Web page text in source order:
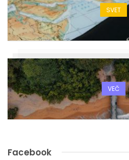
SVET
VEČ
Facebook